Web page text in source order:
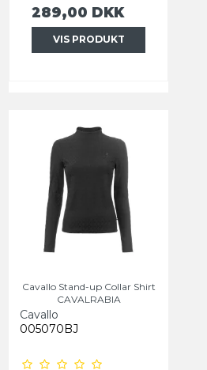
289,00 DKK
VIS PRODUKT
Cavallo Stand-up Collar Shirt
CAVALRABIA
Cavallo
005070BJ